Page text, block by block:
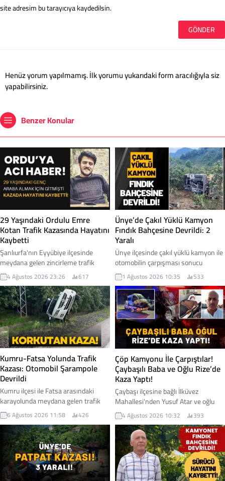
site adresim bu tarayıcıya kaydedilsin.
Henüz yorum yapılmamış. İlk yorumu yukarıdaki form aracılığıyla siz
yapabilirsiniz.
Benzer Konular
29 Yaşındaki Ordulu Emre
Kotan Trafik Kazasında Hayatını
Kaybetti
Şanlıurfa'nın Eyyübiye ilçesinde
meydana gelen zincirleme trafik
kazasında, Ordu'nun Ulubey ilçesi
nüfusuna kayıtlı 29 yaşındaki Emre
Kotan hayatını kaybetti. Araba almak
için Şanlıurfa'ya gittiği öğrenilen
gençten gelen acı haber, memleketini
yasa boğdu. İşte detaylar...
4 Ağustos 2026 23:26 617
Ünye’de Çakıl Yüklü Kamyon
Fındık Bahçesine Devrildi: 2
Yaralı
Ünye ilçesinde çakıl yüklü kamyon ile
otomobilin çarpışması sonucu
meydana gelen trafik kazasında iki
kişi yaralanırken, kontrolden çıkan
kamyon yol kenarındaki fındık
bahçesine savruldu. İşte detaylar...
1 Ağustos 2026 10:35 533
Kumru-Fatsa Yolunda Trafik
Kazası: Otomobil Şarampole
Devrildi
Kumru ilçesi ile Fatsa arasındaki
karayolunda meydana gelen trafik
kazasında bir otomobil şarampole
devrildi.
6 Ağustos 2026 11:58 426
Çöp Kamyonu İle Çarpıştılar!
Çaybaşılı Baba ve Oğlu Rize’de
Kaza Yaptı!
Çaybaşı ilçesine bağlı İlküvez
Mahallesi'nden Yusuf Atar ve oğlu
Okan Atar, Rize'de geçirdikleri trafik
kazasında yaralandı. Baba ve oğlunun
hastanede tedavi altına alındığı,
sağlık durumlarının iyi olduğu
öğrenildi.
4 Ağustos 2026 10:32 393